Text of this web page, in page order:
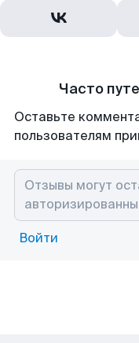
Часто
Оставьте
пользователям
Войти